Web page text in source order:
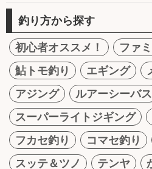
釣り方から探す
初心者オススメ！
ファ
鮎トモ釣り
エギング
アジング
ルアーシーバス
スーパーライトジギング
フカセ釣り
コマセ釣り
スッテ＆ツノ
テンヤ